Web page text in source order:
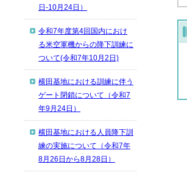
日-10月24日）
令和7年度第4回国内におけ
る米空軍機からの降下訓練に
ついて(令和7年10月2日)
横田基地における訓練に伴う
ゲート閉鎖について（令和7
年9月24日）
横田基地における人員降下訓
練の実施について（令和7年
8月26日から8月28日）